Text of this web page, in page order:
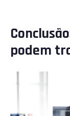
podem